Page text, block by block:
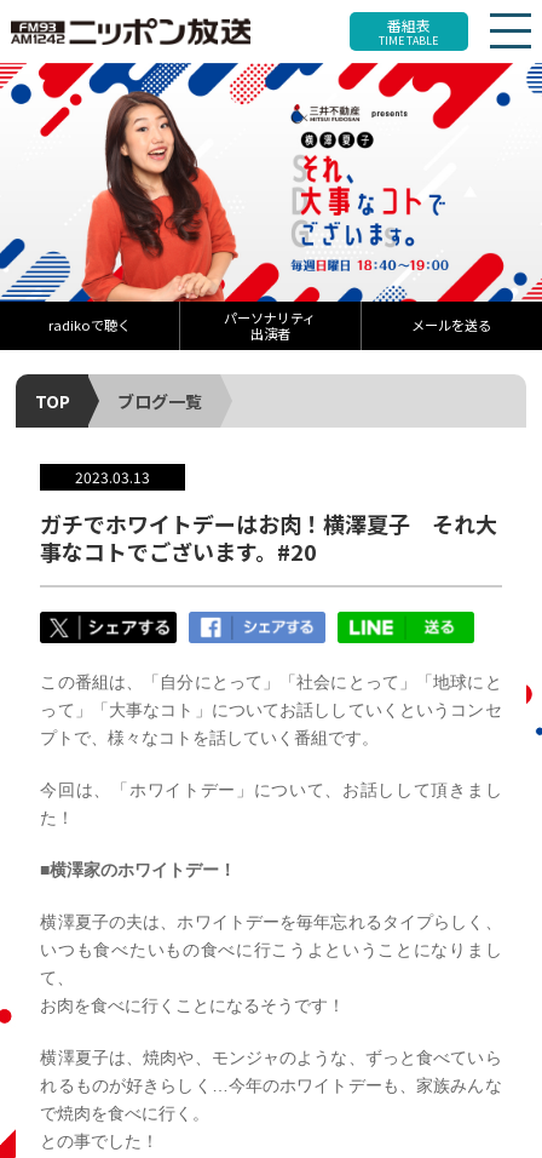
番組表
TIME TABLE
radikoで聴く
パーソナリティ
出演者
メールを送る
TOP ブログ一覧
2023.03.13
ガチでホワイトデーはお肉！横澤夏子 それ大
事なコトでございます。#20
この番組は、「自分にとって」「社会にとって」「地球にと
って」「大事なコト」についてお話ししていくというコンセ
プトで、様々なコトを話していく番組です。
今回は、「ホワイトデー」について、お話しして頂きまし
た！
■横澤家のホワイトデー！
横澤夏子の夫は、ホワイトデーを毎年忘れるタイプらしく、
いつも食べたいもの食べに行こうよということになりまし
て、
お肉を食べに行くことになるそうです！
横澤夏子は、焼肉や、モンジャのような、ずっと食べていら
れるものが好きらしく… 今年のホワイトデーも、家族みんな
で焼肉を食べに行く。
との事でした！